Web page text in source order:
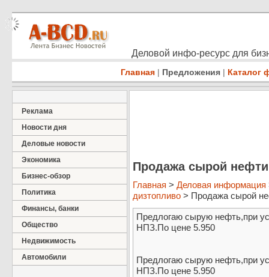
Деловой инфо-ресурс для
Главная | Предложения | Каталог
Реклама
Новости дня
Деловые новости
Экономика
Бизнес-обзор
Политика
Финансы, банки
Общество
Недвижимость
Автомобили
Продажа сырой нефти
Главная > Деловая информация
дизтопливо > Продажа сырой
Предлогаю сырую нефть,при
НПЗ.По цене 5.950
Предлогаю сырую нефть,при
НПЗ.По цене 5.950